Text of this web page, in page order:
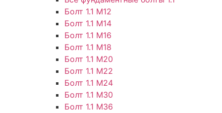
Болт 1.1 М12
Болт 1.1 М14
Болт 1.1 М16
Болт 1.1 М18
Болт 1.1 М20
Болт 1.1 М22
Болт 1.1 М24
Болт 1.1 М30
Болт 1.1 М36